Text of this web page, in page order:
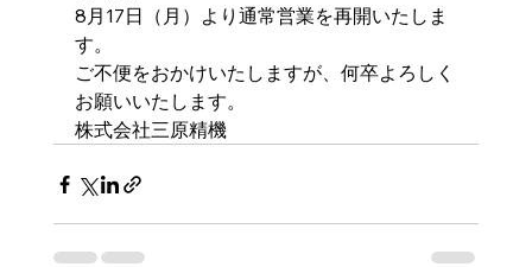
8月17日（月）より通常営業を再開いたしま
す。
ご不便をおかけいたしますが、何卒よろしく
お願いいたします。
株式会社三原精機